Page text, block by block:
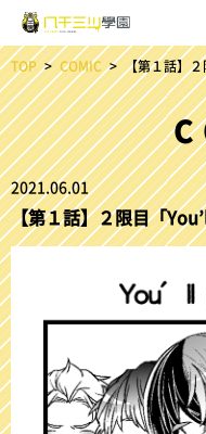
TOP COMIC 【第１話】
2021.06.01
【第１話】２限目「